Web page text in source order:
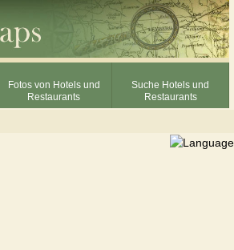
Fotos von Hotels und
Restaurants
Suche Hotels und
Restaurants